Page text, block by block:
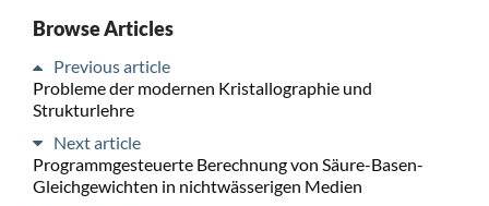
Browse Articles
Previous article
Probleme der modernen Kristallographie und
Strukturlehre
Next article
Programmgesteuerte Berechnung von Säure-Basen-
Gleichgewichten in nichtwässerigen Medien